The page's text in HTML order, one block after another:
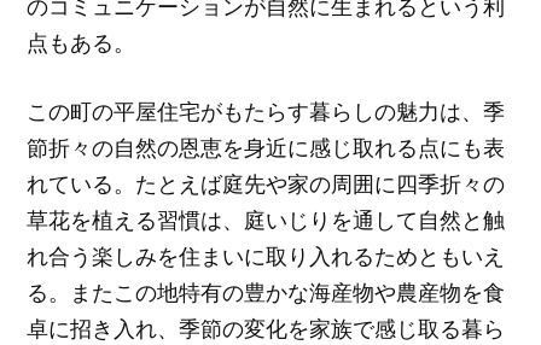
のコミュニケーションが自然に生まれるという利
点もある。
この町の平屋住宅がもたらす暮らしの魅力は、季
節折々の自然の恩恵を身近に感じ取れる点にも表
れている。たとえば庭先や家の周囲に四季折々の
草花を植える習慣は、庭いじりを通して自然と触
れ合う楽しみを住まいに取り入れるためともいえ
る。またこの地特有の豊かな海産物や農産物を食
卓に招き入れ、季節の変化を家族で感じ取る暮ら